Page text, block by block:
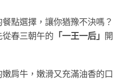
點選擇，讓你猶豫不決嗎？
春三朝午的 「一王一后」 開
肩牛，嫩滑又充滿油香的口